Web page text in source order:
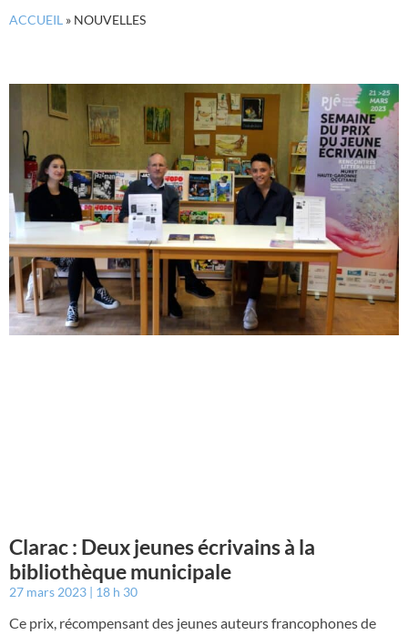
ACCUEIL » NOUVELLES
Clarac : Deux jeunes écrivains à la
bibliothèque municipale
27 mars 2023 18 h 30
Ce prix, récompensant des jeunes auteurs francophones de